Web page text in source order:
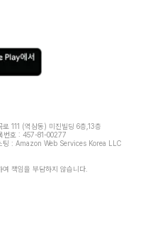
로 111 (역삼동) 미진빌딩 6층,13층
번호 : 457-81-00277
팅 : Amazon Web Services Korea LLC
책임을 부담하지 않습니다.